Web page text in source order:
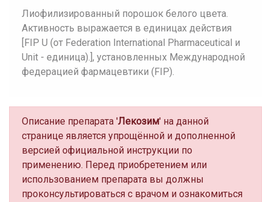
Лиофилизированный порошок белого цвета.
Активность выражается в единицах действия
[FIP U (от Fеderation International Рharmaceutical и
Unit - единица).], установленных Международной
федерацией фармацевтики (FIP).
Описание препарата 'Лекозим' на данной
странице является упрощённой и дополненной
версией официальной инструкции по
применению. Перед приобретением или
использованием препарата вы должны
проконсультироваться с врачом и ознакомиться